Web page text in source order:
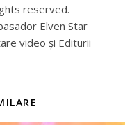
reserved.
Elven Star
video și Editurii